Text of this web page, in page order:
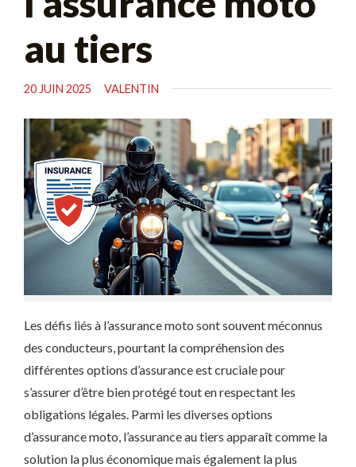
au tiers
20 JUIN 2025 VALENTIN
Les défis liés à l’assurance moto sont souvent méconnus
des conducteurs, pourtant la compréhension des
différentes options d’assurance est cruciale pour
s’assurer d’être bien protégé tout en respectant les
obligations légales. Parmi les diverses options
d’assurance moto, l’assurance au tiers apparaît comme la
solution la plus économique mais également la plus